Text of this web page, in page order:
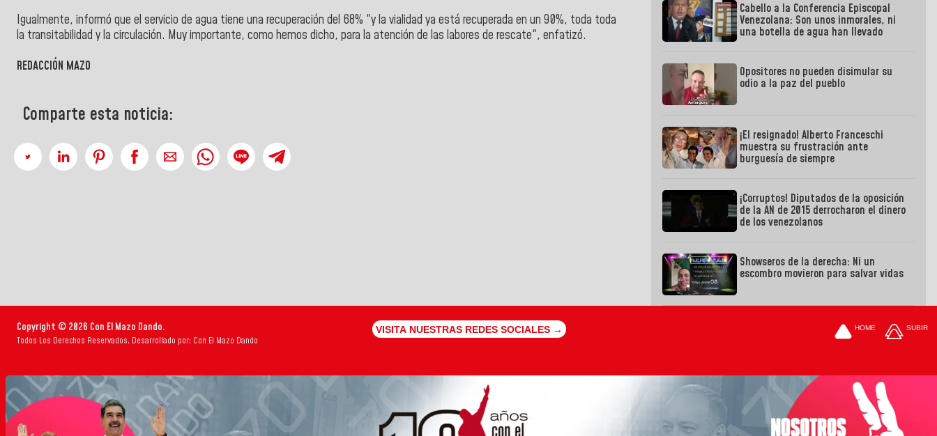
Igualmente, informó que el servicio de agua tiene una recuperación del 68% "y la vialidad ya está recuperada en un 90%, toda toda
la transitabilidad y la circulación. Muy importante, como hemos dicho, para la atención de las labores de rescate", enfatizó.
REDACCIÓN MAZO
Comparte esta noticia:
Cabello a la Conferencia Episcopal
Venezolana: Son unos inmorales, ni
una botella de agua han llevado
Opositores no pueden disimular su
odio a la paz del pueblo
¡El resignado! Alberto Franceschi
muestra su frustración ante
burguesía de siempre
¡Corruptos! Diputados de la oposición
de la AN de 2015 derrocharon el dinero
de los venezolanos
Showseros de la derecha: Ni un
escombro movieron para salvar vidas
Copyright © 2026 Con El Mazo Dando.
Todos Los Derechos Reservados. Desarrollado por: Con El Mazo Dando
VISITA NUESTRAS REDES SOCIALES → HOME SUBIR